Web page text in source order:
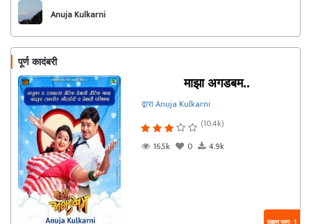
Anuja Kulkarni
पूर्ण कादंबरी
माझा अगडबम..
द्वारा Anuja Kulkarni
(10.4k)
16.5k
0 4.9k